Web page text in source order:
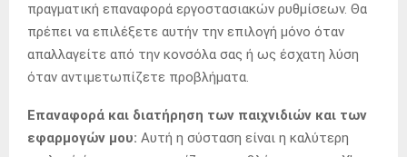
πραγματική επαναφορά εργοστασιακών ρυθμίσεων. Θα
πρέπει να επιλέξετε αυτήν την επιλογή μόνο όταν
απαλλαγείτε από την κονσόλα σας ή ως έσχατη λύση
όταν αντιμετωπίζετε προβλήματα.
Επαναφορά και διατήρηση των παιχνιδιών και των
εφαρμογών μου: Αυτή η σύσταση είναι η καλύτερη